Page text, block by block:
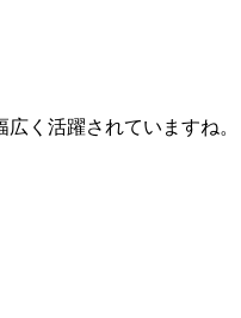
く活躍されていますね。